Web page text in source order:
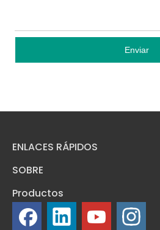
Enviar
ENLACES RÁPIDOS
SOBRE
Productos